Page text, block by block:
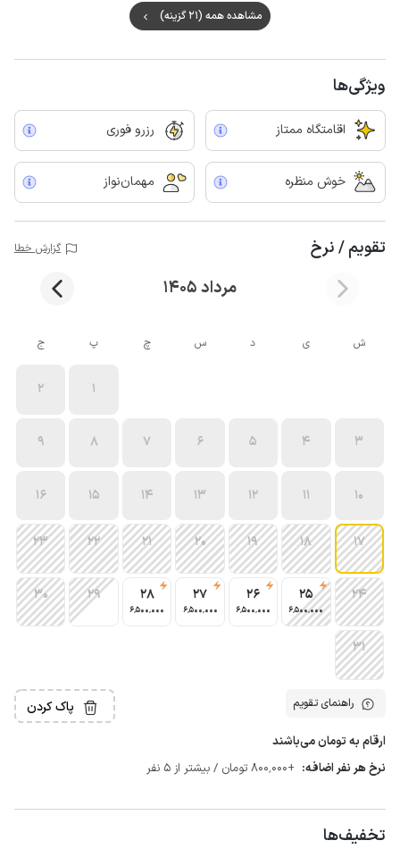
مشاهده همه (21 گزینه)
ویژگی‌ها
اقامتگاه ممتاز رزرو فوری
خوش منظره مهمان‌نواز
تقویم / نرخ گزارش خطا
مرداد 1405
ش ی د س چ پ ج
1
2
3
4
5
6
7
8
9
10
11
12
13
14
15
16
17
18
19
20
21
22
23
24
25
6٬500٬000
26
6٬500٬000
27
6٬500٬000
28
6٬500٬000
29
30
31
راهنمای تقویم پاک کردن
ارقام به تومان می‌باشند
نرخ هر نفر اضافه: +800٬000 تومان / بیشتر از 5 نفر
تخفیف‌ها